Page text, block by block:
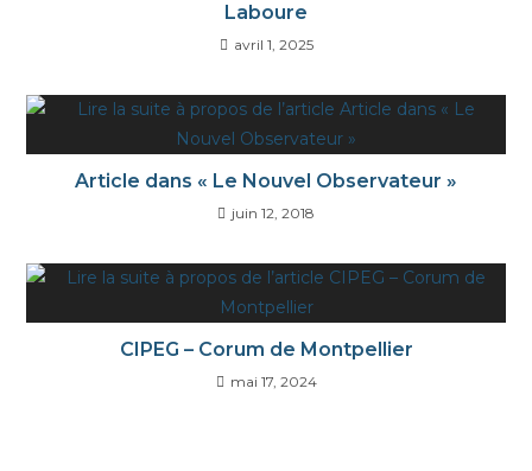
Laboure
avril 1, 2025
Article dans « Le Nouvel Observateur »
juin 12, 2018
CIPEG – Corum de Montpellier
mai 17, 2024